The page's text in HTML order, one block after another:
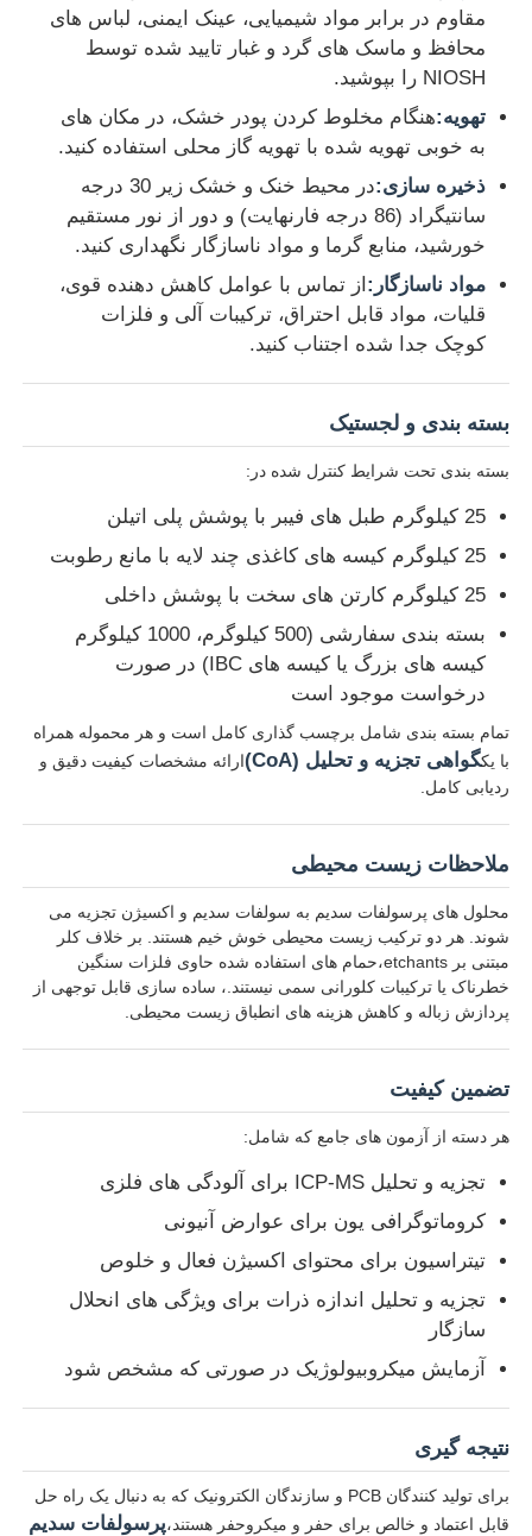
مقاوم در برابر مواد شیمیایی، عینک ایمنی، لباس های
محافظ و ماسک های گرد و غبار تایید شده توسط
NIOSH را بپوشید.
تهویه:هنگام مخلوط کردن پودر خشک، در مکان های
به خوبی تهویه شده با تهویه گاز محلی استفاده کنید.
ذخیره سازی:
در محیط خنک و خشک زیر 30 درجه
سانتیگراد (86 درجه فارنهایت) و دور از نور مستقیم
خورشید، منابع گرما و مواد ناسازگار نگهداری کنید.
مواد ناسازگار: از تماس با عوامل کاهش دهنده قوی،
قلیات، مواد قابل احتراق، ترکیبات آلی و فلزات
کوچک جدا شده اجتناب کنید.
بسته بندی و لجستیک
بسته بندی تحت شرایط کنترل شده در:
25 کیلوگرم طبل های فیبر با پوشش پلی اتیلن
25 کیلوگرم کیسه های کاغذی چند لایه با مانع رطوبت
25 کیلوگرم کارتن های سخت با پوشش داخلی
بسته بندی سفارشی (500 کیلوگرم، 1000 کیلوگرم
کیسه های بزرگ یا کیسه های IBC) در صورت
درخواست موجود است
تمام بسته بندی شامل برچسب گذاری کامل است و هر محموله همراه
با یکگواهی تجزیه و تحلیل (CoA)
ارائه مشخصات کیفیت دقیق و
ردیابی کامل.
ملاحظات زیست محیطی
محلول های پرسولفات سدیم به سولفات سدیم و اکسیژن تجزیه می
شوند. هر دو ترکیب زیست محیطی خوش خیم هستند. بر خلاف کلر
مبتنی بر etchants،حمام های استفاده شده حاوی فلزات سنگین
خطرناک یا ترکیبات کلورانی سمی نیستند.، ساده سازی قابل توجهی از
پردازش زباله و کاهش هزینه های انطباق زیست محیطی.
تضمین کیفیت
هر دسته از آزمون های جامع که شامل:
تجزیه و تحلیل ICP-MS برای آلودگی های فلزی
کروماتوگرافی یون برای عوارض آنیونی
تیتراسیون برای محتوای اکسیژن فعال و خلوص
تجزیه و تحلیل اندازه ذرات برای ویژگی های انحلال
سازگار
آزمایش میکروبیولوژیک در صورتی که مشخص شود
نتیجه گیری
برای تولید کنندگان PCB و سازندگان الکترونیک که به دنبال یک راه حل
قابل اعتماد و خالص برای حفر و میکروحفر هستند،پرسولفات سدیم